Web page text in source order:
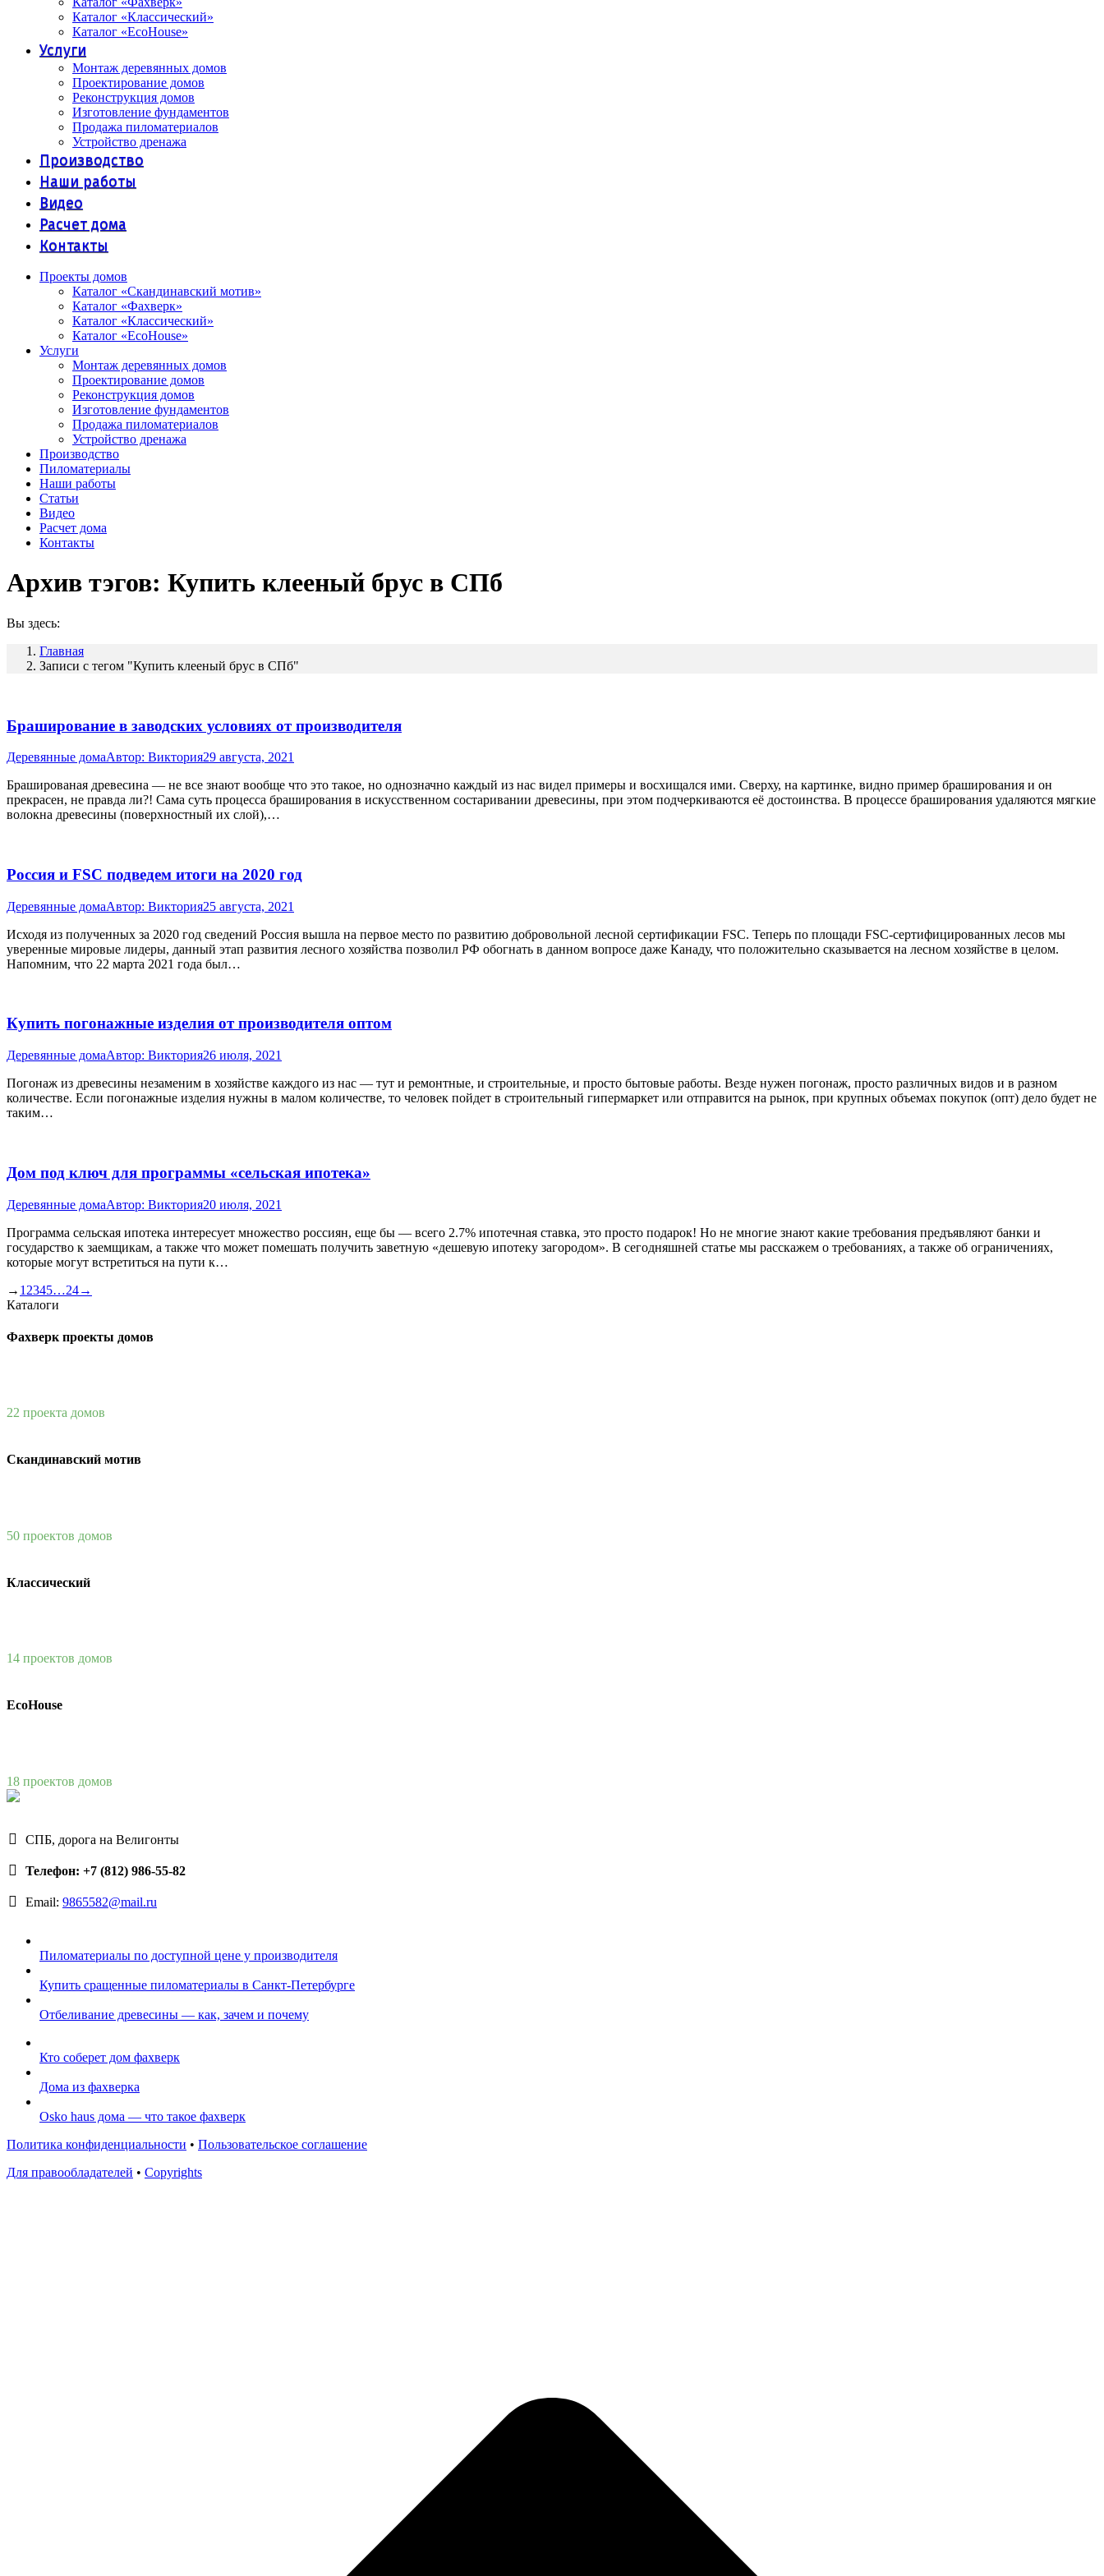
Каталог «Классический»
Каталог «EcoHouse»
Услуги
Монтаж деревянных домов
Проектирование домов
Реконструкция домов
Изготовление фундаментов
Продажа пиломатериалов
Устройство дренажа
Производство
Наши работы
Видео
Расчет дома
Контакты
Проекты домов
Каталог «Скандинавский мотив»
Каталог «Фахверк»
Каталог «Классический»
Каталог «EcoHouse»
Услуги
Монтаж деревянных домов
Проектирование домов
Реконструкция домов
Изготовление фундаментов
Продажа пиломатериалов
Устройство дренажа
Производство
Пиломатериалы
Наши работы
Статьи
Видео
Расчет дома
Контакты
Архив тэгов: Купить клееный брус в СПб
Вы здесь:
Главная
Записи с тегом "Купить клееный брус в СПб"
Браширование в заводских условиях от производителя
Деревянные домаАвтор: Виктория29 августа, 2021
Брашированая древесина — не все знают вообще что это такое, но однозначно каждый из нас видел примеры и восхищался ими. Сверху, на картинке, видно пример браширования и он
прекрасен, не правда ли?! Сама суть процесса браширования в искусственном состаривании древесины, при этом подчеркиваются её достоинства. В процессе браширования удаляются мягкие
волокна древесины (поверхностный их слой),…
Россия и FSC подведем итоги на 2020 год
Деревянные домаАвтор: Виктория25 августа, 2021
Исходя из полученных за 2020 год сведений Россия вышла на первое место по развитию добровольной лесной сертификации FSC. Теперь по площади FSC-сертифицированных лесов мы
уверенные мировые лидеры, данный этап развития лесного хозяйства позволил РФ обогнать в данном вопросе даже Канаду, что положительно сказывается на лесном хозяйстве в целом.
Напомним, что 22 марта 2021 года был…
Купить погонажные изделия от производителя оптом
Деревянные домаАвтор: Виктория26 июля, 2021
Погонаж из древесины незаменим в хозяйстве каждого из нас — тут и ремонтные, и строительные, и просто бытовые работы. Везде нужен погонаж, просто различных видов и в разном
количестве. Если погонажные изделия нужны в малом количестве, то человек пойдет в строительный гипермаркет или отправится на рынок, при крупных объемах покупок (опт) дело будет не
таким…
Дом под ключ для программы «сельская ипотека»
Деревянные домаАвтор: Виктория20 июля, 2021
Программа сельская ипотека интересует множество россиян, еще бы — всего 2.7% ипотечная ставка, это просто подарок! Но не многие знают какие требования предъявляют банки и
государство к заемщикам, а также что может помешать получить заветную «дешевую ипотеку загородом». В сегодняшней статье мы расскажем о требованиях, а также об ограничениях,
которые могут встретиться на пути к…
→ 1 2345…24→
Каталоги
Фахверк проекты домов
22 проекта домов
Скандинавский мотив
50 проектов домов
Классический
14 проектов домов
EcoHouse
18 проектов домов
СПБ, дорога на Велигонты
Телефон: +7 (812) 986-55-82
Email: 9865582@mail.ru
Пиломатериалы по доступной цене у производителя
Купить сращенные пиломатериалы в Санкт-Петербурге
Отбеливание древесины — как, зачем и почему
Кто соберет дом фахверк
Дома из фахверка
Osko haus дома — что такое фахверк
Политика конфиденциальности • Пользовательское соглашение
Для правообладателей • Copyrights